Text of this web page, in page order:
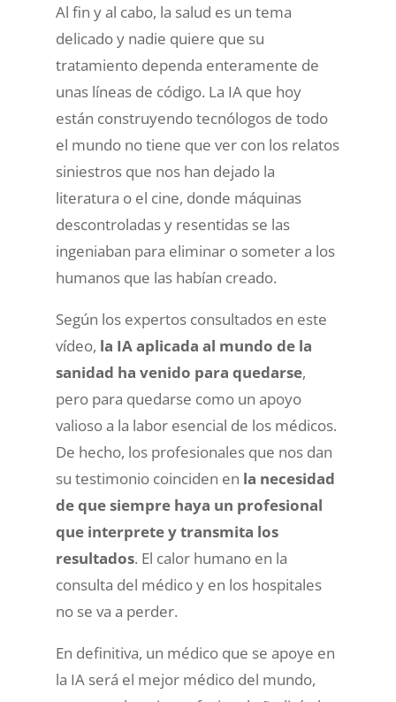
Al fin y al cabo, la salud es un tema
delicado y nadie quiere que su
tratamiento dependa enteramente de
unas líneas de código. La IA que hoy
están construyendo tecnólogos de todo
el mundo no tiene que ver con los relatos
siniestros que nos han dejado la
literatura o el cine, donde máquinas
descontroladas y resentidas se las
ingeniaban para eliminar o someter a los
humanos que las habían creado.
Según los expertos consultados en este
vídeo, la IA aplicada al mundo de la
sanidad ha venido para quedarse,
pero para quedarse como un apoyo
valioso a la labor esencial de los médicos.
De hecho, los profesionales que nos dan
su testimonio coinciden en la necesidad
de que siempre haya un profesional
que interprete y transmita los
resultados. El calor humano en la
consulta del médico y en los hospitales
no se va a perder.
En definitiva, un médico que se apoye en
la IA será el mejor médico del mundo,